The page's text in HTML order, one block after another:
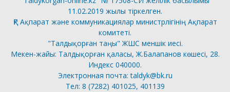
11.02.2019 жылы тіркелген.
ҚР Ақпарат және коммуникациялар министрлігінің Ақпарат
комитеті.
"Талдықорған таңы" ЖШС меншік иесі.
Мекен-жайы: Талдықорған қаласы, Ж.Балапанов көшесі, 28.
Индекс 040000.
Электронная почта: taldyk@bk.ru
Тел: 8 (7282) 401025, 401139